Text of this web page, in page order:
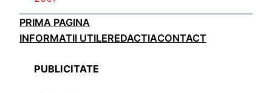
PRIMA PAGINA
INFORMATII UTILEREDACTIACONTACT
PUBLICITATE